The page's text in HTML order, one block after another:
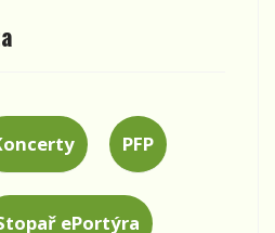
PFP
ePortýra